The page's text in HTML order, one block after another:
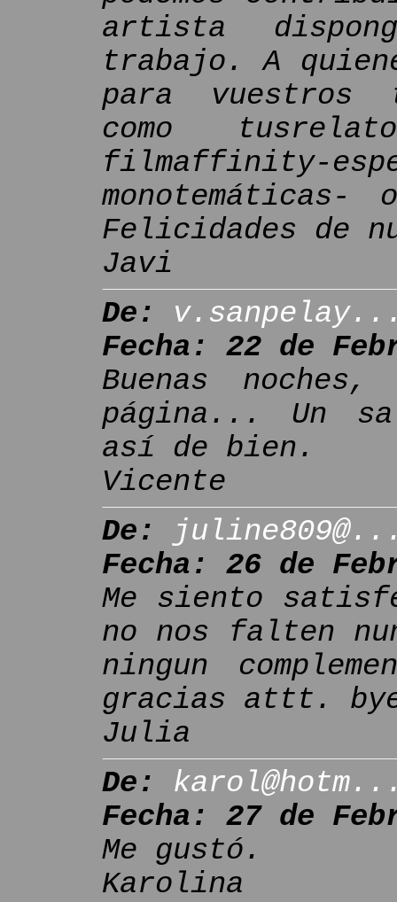
artista
trabajo. A
para vuestros
como
Felicidades de
Javi
De:
Fecha: 22 de
Buenas
página... Un
así de bien.
Vicente
De:
Fecha: 26 de
Me siento
no nos falten
ningun
gracias attt.
Julia
De:
Fecha: 27 de
Me gustó.
Karolina